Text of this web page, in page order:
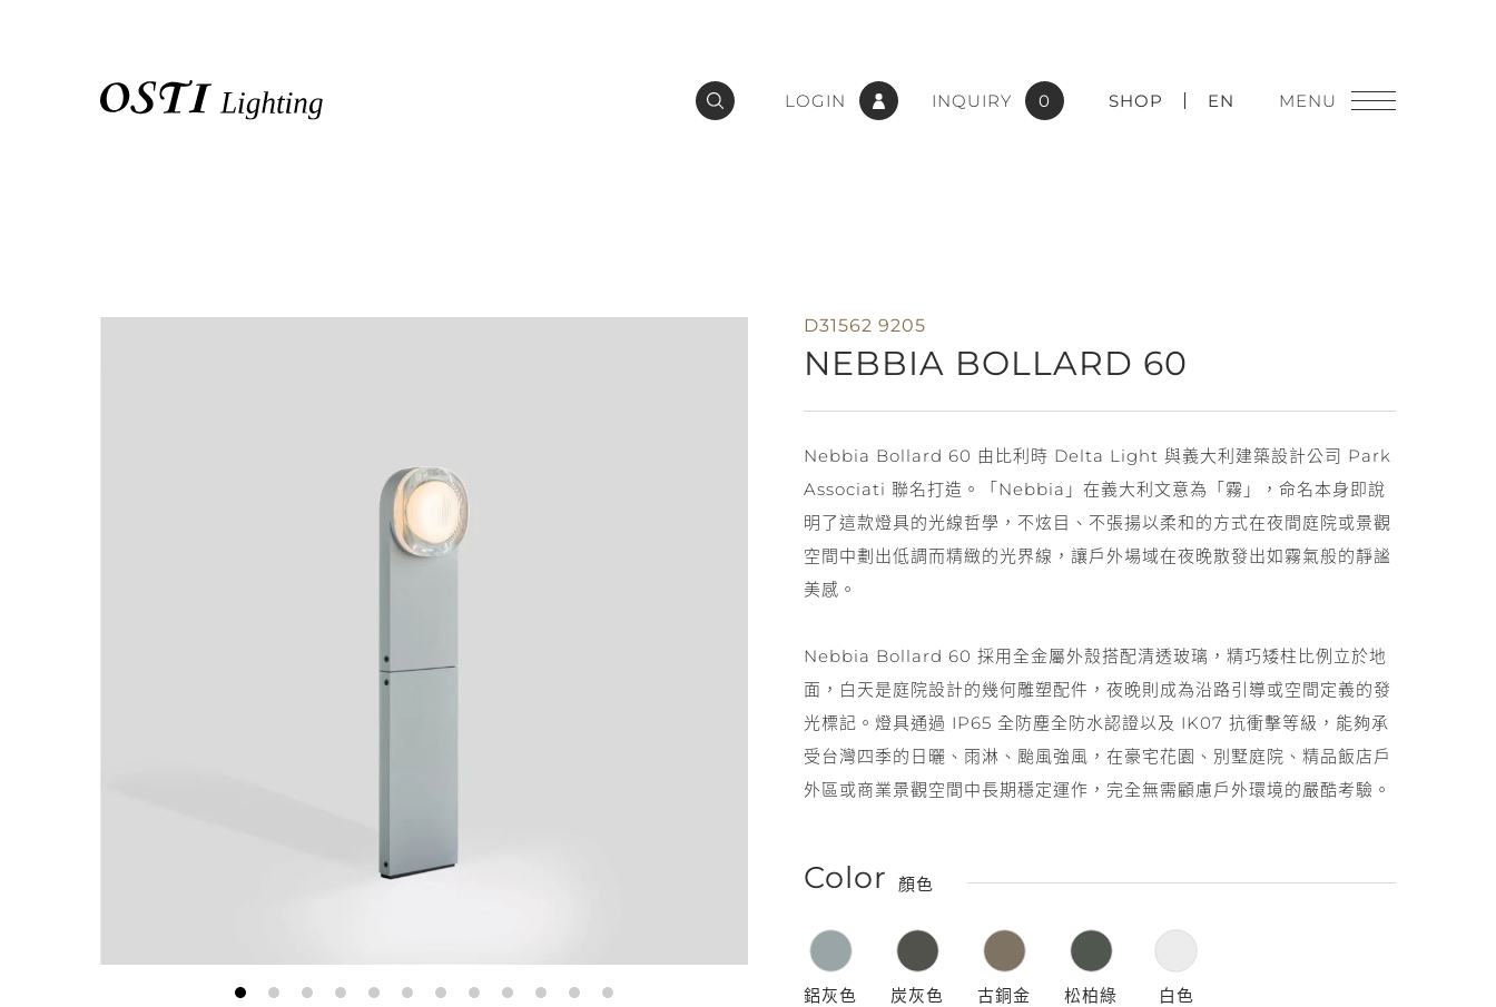
最新消息 照明設計
LOGIN INQUIRY 0 SHOP EN
D31562 9205
NEBBIA BOLLARD 60
Nebbia Bollard 60 由比利時 Delta Light 與義大利建築設計公司 Park
Associati 聯名打造。「Nebbia」在義大利文意為「霧」，命名本身即說
明了這款燈具的光線哲學，不炫目、不張揚以柔和的方式在夜間庭院或景觀
空間中劃出低調而精緻的光界線，讓戶外場域在夜晚散發出如霧氣般的靜謐
美感。
Nebbia Bollard 60 採用全金屬外殼搭配清透玻璃，精巧矮柱比例立於地
面，白天是庭院設計的幾何雕塑配件，夜晚則成為沿路引導或空間定義的發
光標記。燈具通過 IP65 全防塵全防水認證以及 IK07 抗衝擊等級，能夠承
受台灣四季的日曬、雨淋、颱風強風，在豪宅花園、別墅庭院、精品飯店戶
外區或商業景觀空間中長期穩定運作，完全無需顧慮戶外環境的嚴酷考驗。
Color 顏色
鋁灰色 炭灰色 古銅金 松柏綠 白色